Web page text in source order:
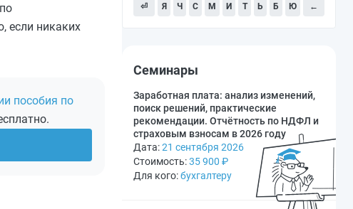
если никаких
пособия по
⏎ Я Ч С М И Т Ь Б Ю ←
Семинары
Заработная плата: анализ изменений,
поиск решений, практические
рекомендации. Отчётность по НДФЛ и
страховым взносам в 2026 году
Дата:21 сентября 2026
Стоимость:35 900 ₽
Для кого:бухгалтеру